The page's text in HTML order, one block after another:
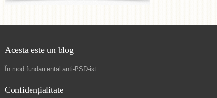
Acesta este un blog
În mod fundamental anti-PSD-ist.
Confidențialitate